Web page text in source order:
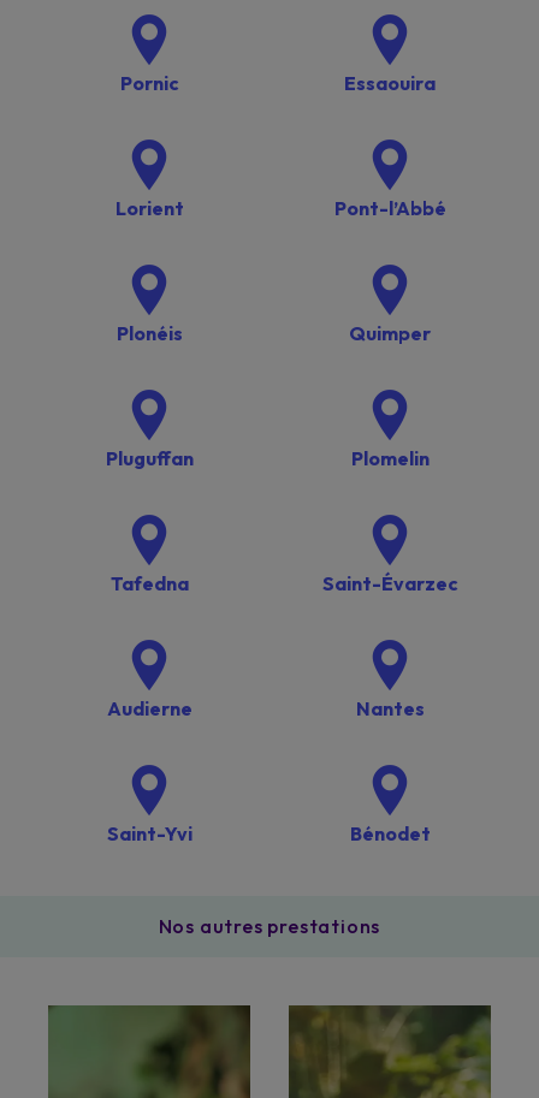
Pornic Essaouira
Lorient Pont-l’Abbé
Plonéis Quimper
Pluguffan Plomelin
Tafedna Saint-Évarzec
Audierne Nantes
Saint-Yvi Bénodet
Nos autres prestations